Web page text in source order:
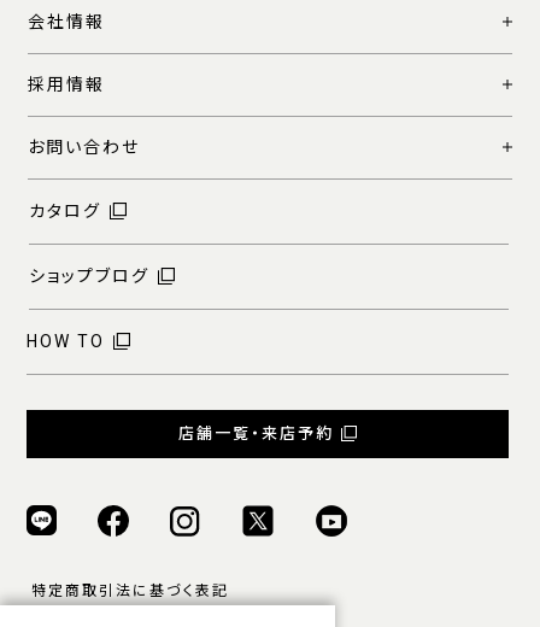
会社情報
採用情報
お問い合わせ
カタログ
ショップブログ
HOW TO
店舗一覧・来店予約
特定商取引法に基づく表記